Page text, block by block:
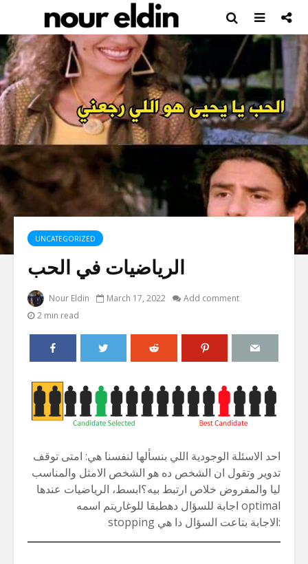
UNCATEGORIZED
الرياضيات في الحب
Nour Eldin March 17, 2022
Add comment
2 min read
احد الاسئلة الوجودية اللي بنسألها لنفسنا هي: امتى توقف
تدوير وتقول ان الشخص ده هو الشخص الامثل والمناسب
ليا والمفروض خلاص ارتبط بيه؟ابسط، الرياضيات عندها
اجابة للسؤال دهطبقا للوغاريتم اسمه optimal
stopping الاجابة بتاعت السؤال دا هي: